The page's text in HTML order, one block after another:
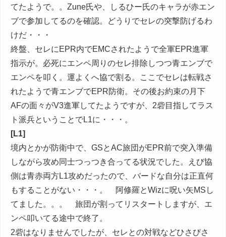
てたようで。。Zune氏や、しるひー氏のキャラが赤エン
ブで参加してるのを確認。どうりでセレの突撃防げるわ
けだ・・・
終盤、セレにEPR内でEMCされたようで全軍EPR進軍
指示が。必死にエンペ周りのセレ排除しつつ青エンブで
エンペを叩く。運よくへ協で割る。ここでセレは転戦さ
れたようで青エンブでEPR防衛。その後お約束の月下
AFの面々がV3進軍してたようですが、2砦目指してラス
ト派兵ということでL1に・・・。
[L1]
境内とかが防衛中で、GSとAC旅団がEPR前で突入準備
しながら攻め同士つっつき合ってる状況でした。えび協
側は青赤両方L1攻めだったので、バードな自分は正直何
もすることがない・・・。 阿修羅とWizに呪い矢MSし
てました。。。 旅団が割ってリスタートしますが、エ
ンペ叩いてる途中で終了。
2砦はなりませんでしたが、セレとの対戦などひさびさ